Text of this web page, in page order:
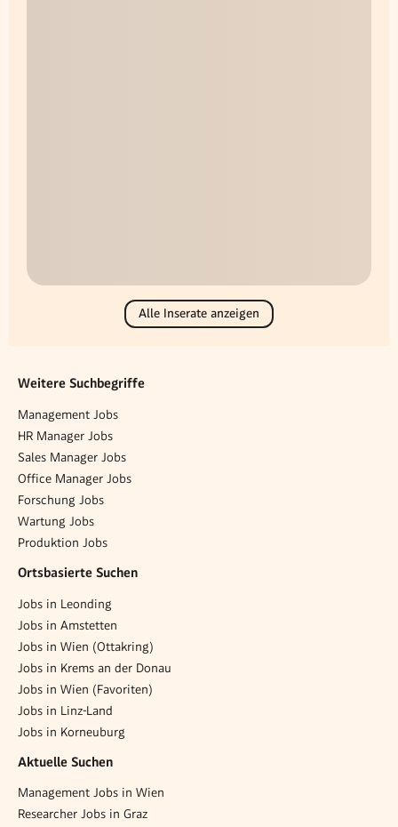
Alle Inserate anzeigen
Weitere Suchbegriffe
Management Jobs
HR Manager Jobs
Sales Manager Jobs
Office Manager Jobs
Forschung Jobs
Wartung Jobs
Produktion Jobs
Ortsbasierte Suchen
Jobs in Leonding
Jobs in Amstetten
Jobs in Wien (Ottakring)
Jobs in Krems an der Donau
Jobs in Wien (Favoriten)
Jobs in Linz-Land
Jobs in Korneuburg
Aktuelle Suchen
Management Jobs in Wien
Researcher Jobs in Graz